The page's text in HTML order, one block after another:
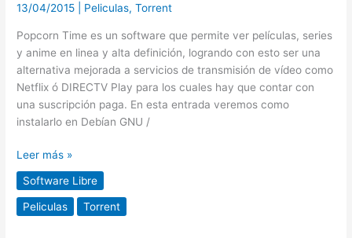
13/04/2015 Peliculas,Torrent
Popcorn Time es un software que permite ver películas, series
y anime en linea y alta definición, logrando con esto ser una
alternativa mejorada a servicios de transmisión de vídeo como
Netflix ó DIRECTV Play para los cuales hay que contar con
una suscripción paga. En esta entrada veremos como
instalarlo en Debían GNU /
en
GNU/Linux.
La
alternativa
mejorada
a
Netflix
DIRECTV
Play
Leer más »
Software Libre
Peliculas Torrent